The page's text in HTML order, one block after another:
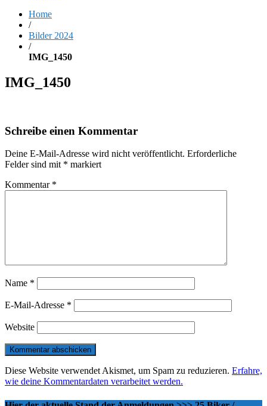
Home
/
Bilder 2024
/
IMG_1450
IMG_1450
Schreibe einen Kommentar
Deine E-Mail-Adresse wird nicht veröffentlicht. Erforderliche
Felder sind mit * markiert
Kommentar *
Name *
E-Mail-Adresse *
Website
Diese Website verwendet Akismet, um Spam zu reduzieren. Erfahre,
wie deine Kommentardaten verarbeitet werden.